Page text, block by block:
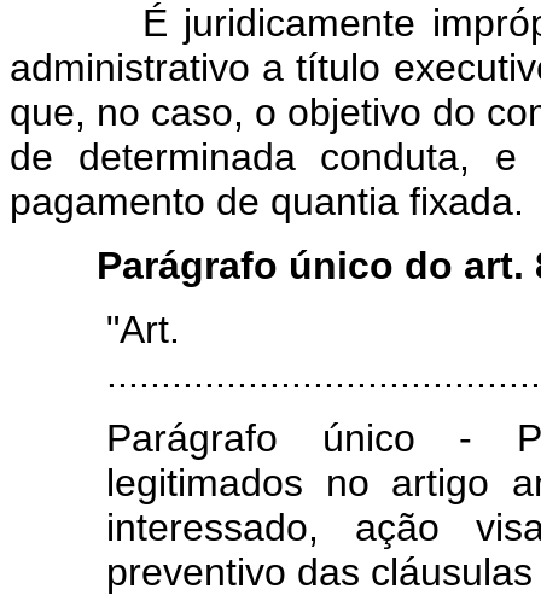
É juridicamente
administrativo a título
que, no caso, o objetivo do
de determinada conduta,
pagamento de quantia fixada.
Parágrafo único do art.
Parágrafo único -
legitimados no artigo
interessado, ação
preventivo das